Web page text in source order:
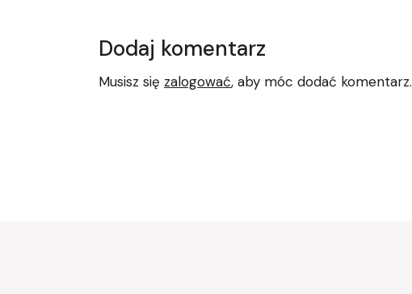
Dodaj komentarz
Musisz się zalogować, aby móc dodać komentarz.